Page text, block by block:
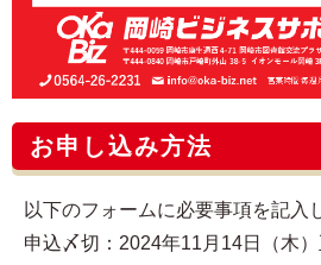
お申し込み方法
以下のフォームに必要事項を記入
申込〆切：2024年11月14日（木